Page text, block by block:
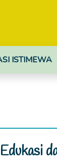
ISTIMEWA